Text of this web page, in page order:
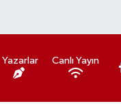
Yazarlar Canlı Yayın